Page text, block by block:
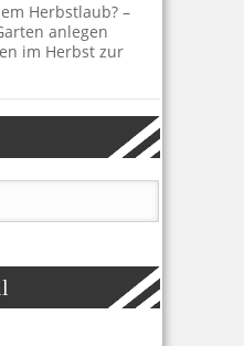
Herbstlaub? –
anlegen
im Herbst zur